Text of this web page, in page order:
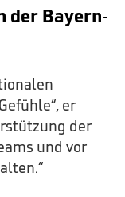
der Bayern-
er
der
und vor